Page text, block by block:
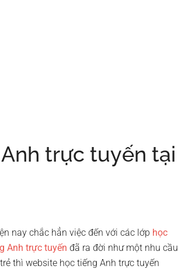
trực tuyến tại
nay chắc hẳn việc đến với các lớp học
Anh trực tuyến đã ra đời như một nhu cầu
thì website học tiếng Anh trực tuyến